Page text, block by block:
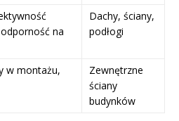
na
Dachy, ściany,
podłogi
w montażu,
Zewnętrzne
ściany
budynków